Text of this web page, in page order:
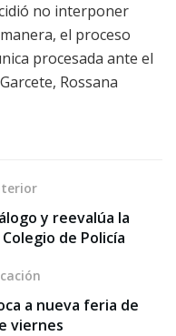
no interponer
el proceso
procesada ante el
Rossana
y reevalúa la
de Policía
a nueva feria de
viernes